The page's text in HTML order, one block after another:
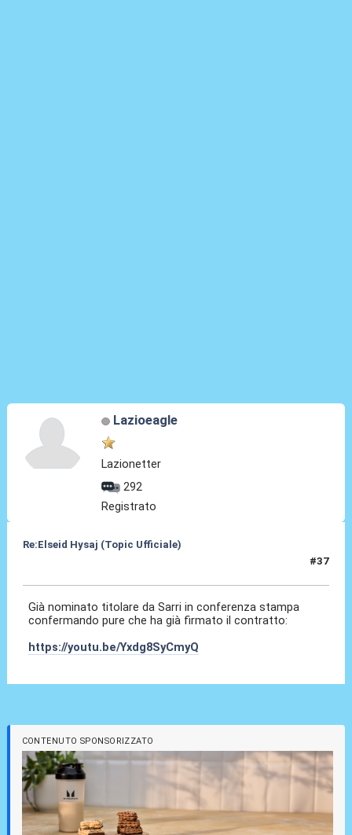
Lazioeagle
Lazionetter
292
Registrato
Re:Elseid Hysaj (Topic Ufficiale)
#37
Già nominato titolare da Sarri in conferenza stampa
confermando pure che ha già firmato il contratto:
https://youtu.be/Yxdg8SyCmyQ
CONTENUTO SPONSORIZZATO